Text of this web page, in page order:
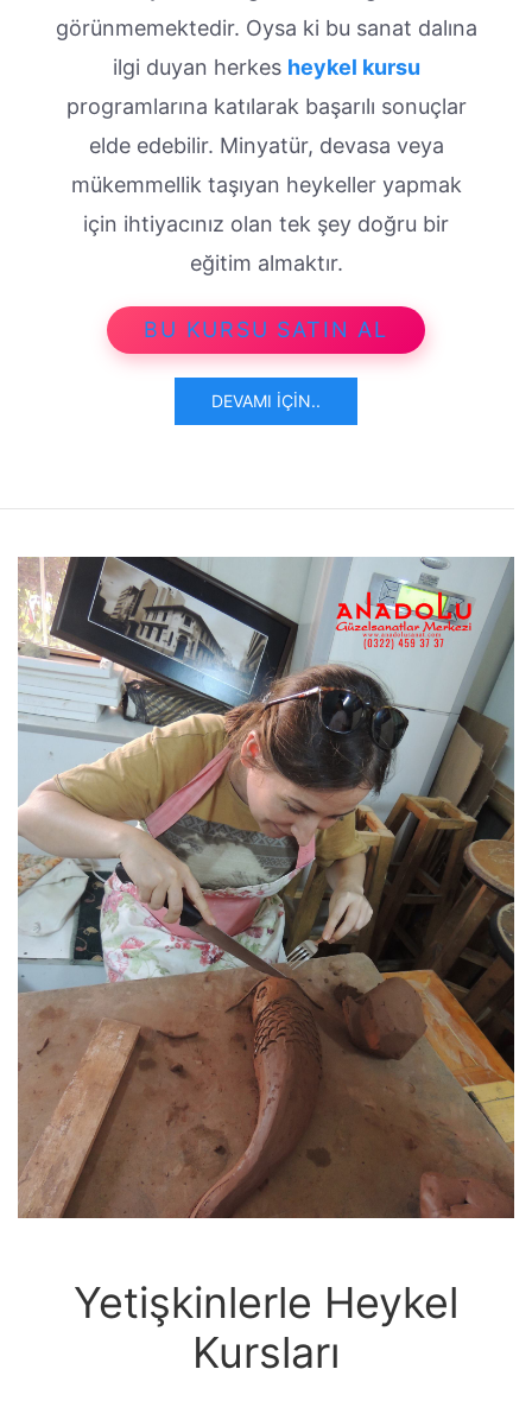
görünmemektedir. Oysa ki bu sanat dalına
ilgi duyan herkes heykel kursu
programlarına katılarak başarılı sonuçlar
elde edebilir. Minyatür, devasa veya
mükemmellik taşıyan heykeller yapmak
için ihtiyacınız olan tek şey doğru bir
eğitim almaktır.
BU KURSU SATIN AL
DEVAMI İÇIN..
Yetişkinlerle Heykel
Kursları